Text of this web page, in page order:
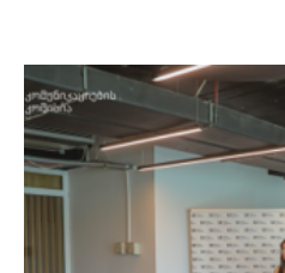
სიახლეები
პროექტები